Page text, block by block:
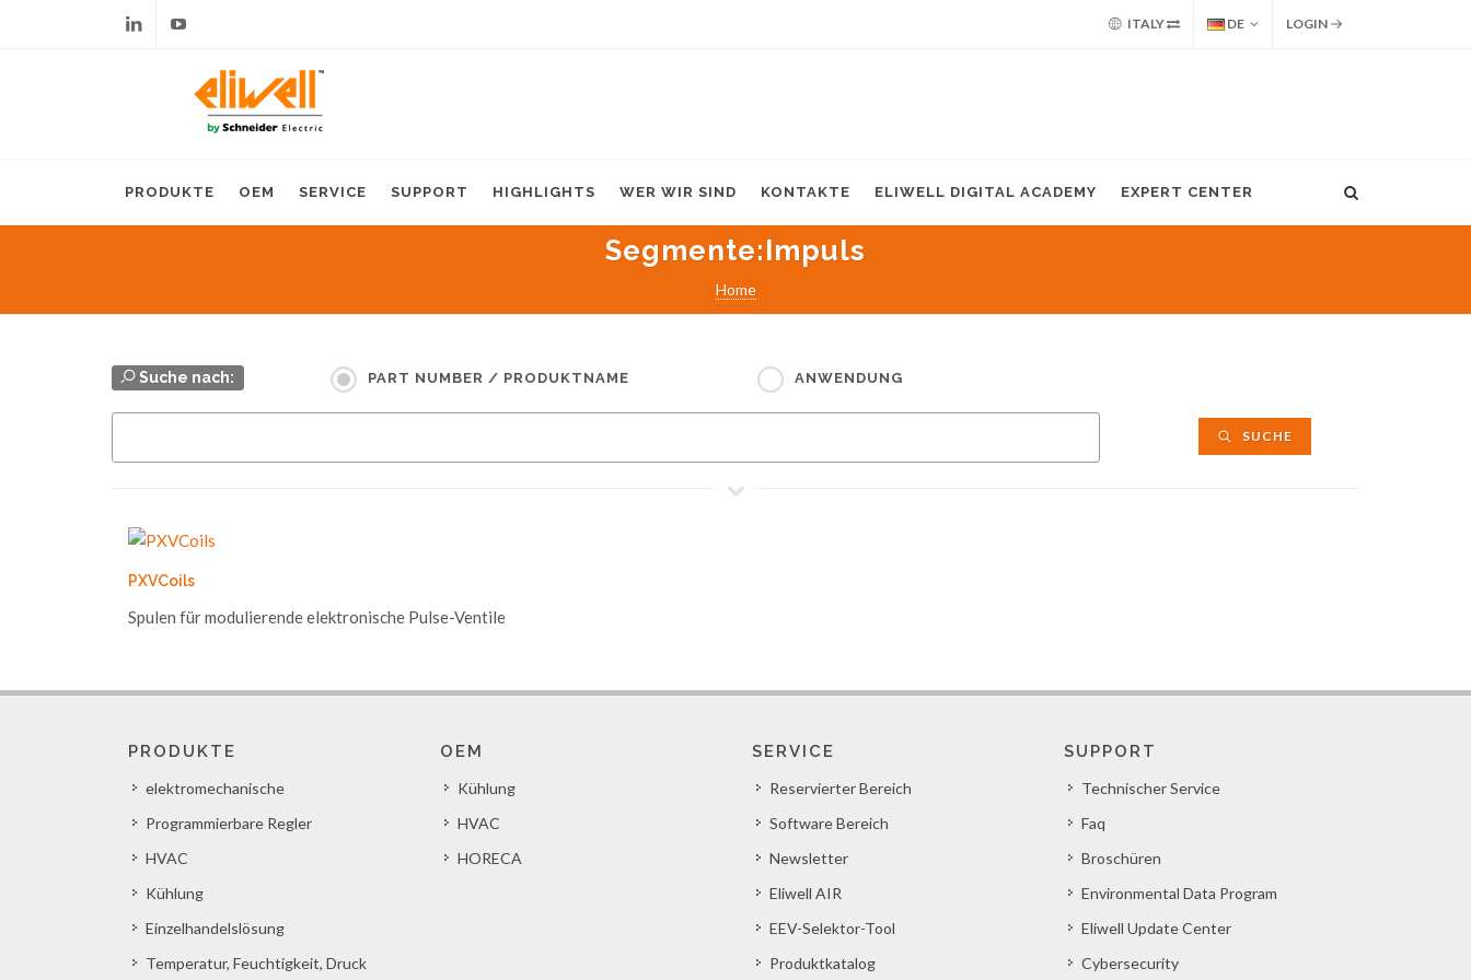
ITALY DE LOGIN
PRODUKTE OEM SERVICE SUPPORT HIGHLIGHTS WER WIR SIND KONTAKTE ELIWELL DIGITAL ACADEMY EXPERT CENTER
Segmente:Impuls
Home
Suche nach: PART NUMBER / PRODUKTNAME ANWENDUNG
SUCHE
PXVCoils
Spulen für modulierende elektronische Pulse-Ventile
PRODUKTE
elektromechanische
Programmierbare Regler
HVAC
Kühlung
Einzelhandelslösung
Temperatur, Feuchtigkeit, Druck
OEM
Kühlung
HVAC
HORECA
SERVICE
Reservierter Bereich
Software Bereich
Newsletter
Eliwell AIR
EEV-Selektor-Tool
Produktkatalog
SUPPORT
Technischer Service
Faq
Broschüren
Environmental Data Program
Eliwell Update Center
Cybersecurity